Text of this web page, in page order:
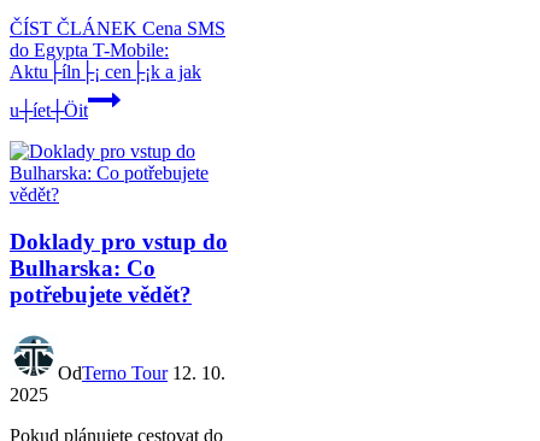
ČÍST ČLÁNEK Cena SMS
do Egypta T-Mobile:
Aktu├íln├¡ cen├¡k a jak
u┼íet┼Öit
Doklady pro vstup do
Bulharska: Co
potřebujete vědět?
OdTerno Tour 12. 10.
2025
Pokud plánujete cestovat do